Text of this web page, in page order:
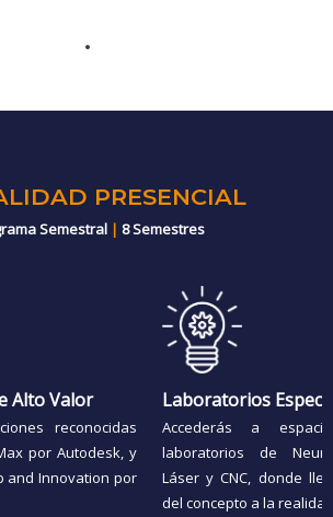
PRESENCIAL
Semestral | 8 Semestres
Alto Valor
reconocidas
por Autodesk, y
and Innovation por
Laboratorios
Accederás a
laboratorios de
Láser y CNC, donde
del concepto a la